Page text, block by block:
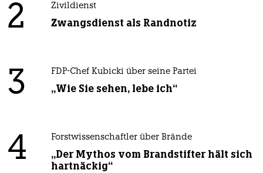
2 Zivildienst
Zwangsdienst als Randnotiz
3 FDP-Chef Kubicki über seine Partei
„Wie Sie sehen, lebe ich“
4 Forstwissenschaftler über Brände
„Der Mythos vom Brandstifter hält sich
hartnäckig“